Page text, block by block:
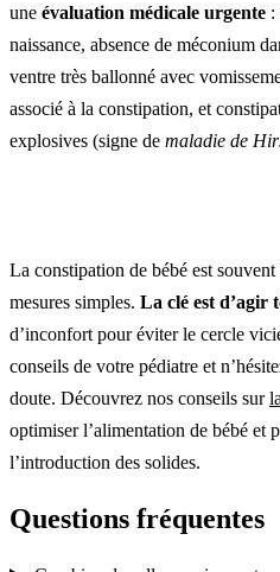
une évaluation médicale urgente :
naissance, absence de méconium
ventre très ballonné avec
associé à la constipation, et
explosives (signe de maladie de
La constipation de bébé est
mesures simples. La clé est d’agir
d’inconfort pour éviter le cercle
conseils de votre pédiatre et
doute. Découvrez nos conseils sur
optimiser l’alimentation de bébé et
l’introduction des solides.
Questions fréquentes